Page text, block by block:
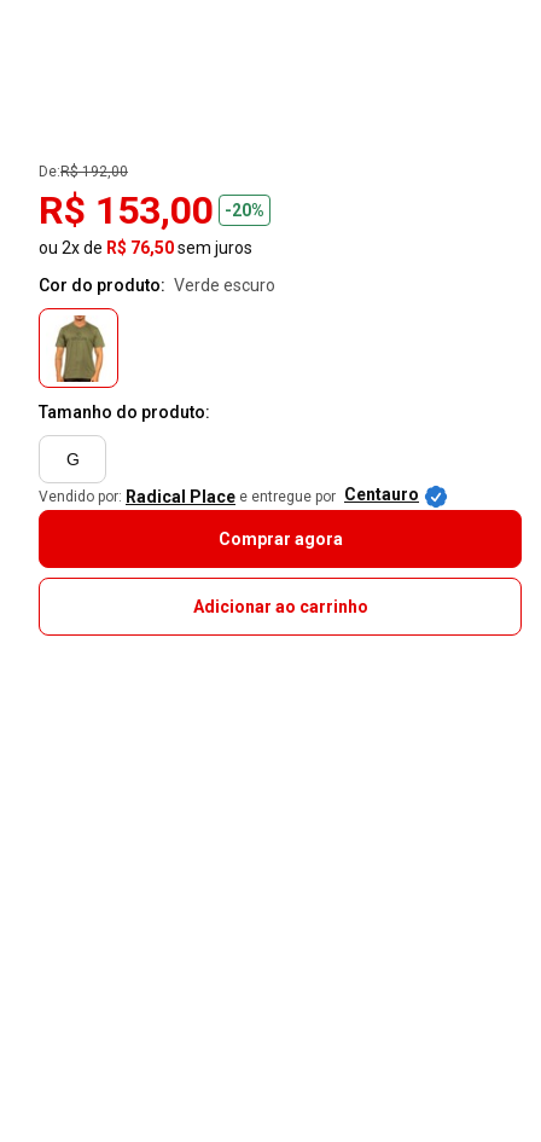
De:R$ 192,00
R$ 153,00
-20%
ou 2x de R$ 76,50sem juros
Cor do produto:
verde escuro
Tamanho do produto:
G
Vendido por: Radical Place e entregue por Centauro
Comprar agora
Adicionar ao carrinho